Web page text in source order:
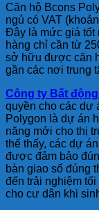
Căn hộ Bcons
ngủ có VAT
Đây là mức giá tốt
hàng chỉ cần từ
sở hữu được căn
gần các nơi trung
Công ty Bất
quyền cho các dự
Polygon là dự án
năng mới cho thị
thể thấy, các dự
được đảm bảo
bàn giao sổ đúng
đến trải nghiệm
cho cư dân khi